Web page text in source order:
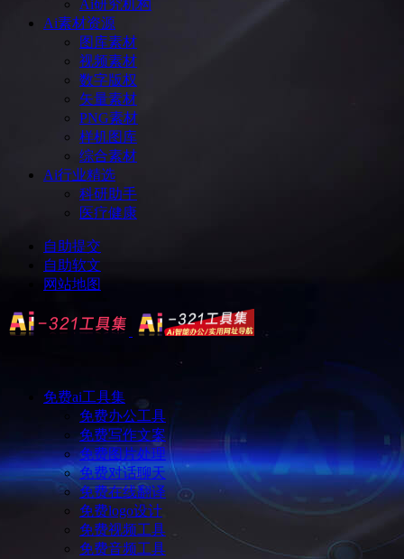
Ai研究机构
Ai素材资源
图库素材
视频素材
数字版权
矢量素材
PNG素材
样机图库
综合素材
Ai行业精选
科研助手
医疗健康
自助提交
自助软文
网站地图
免费ai工具集
免费办公工具
免费写作文案
免费图片处理
免费对话聊天
免费在线翻译
免费logo设计
免费视频工具
免费音频工具